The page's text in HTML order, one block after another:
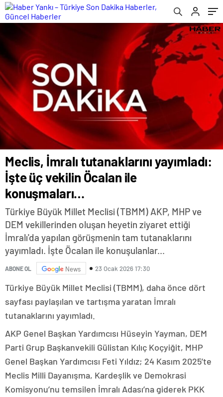
Meclis, İmralı tutanaklarını yayımladı:
İşte üç vekilin Öcalan ile
konuşmaları…
Türkiye Büyük Millet Meclisi (TBMM) AKP, MHP ve
DEM vekillerinden oluşan heyetin ziyaret ettiği
İmralı'da yapılan görüşmenin tam tutanaklarını
yayımladı. İşte Öcalan ile konuşulanlar...
ABONE OL News 23 Ocak 2026 17:30
Türkiye Büyük Millet Meclisi (TBMM), daha önce dört
sayfası paylaşılan ve tartışma yaratan İmralı
tutanaklarını yayımladı.
AKP Genel Başkan Yardımcısı Hüseyin Yayman, DEM
Parti Grup Başkanvekili Gülistan Kılıç Koçyiğit, MHP
Genel Başkan Yardımcısı Feti Yıldız; 24 Kasım 2025’te
Meclis Milli Dayanışma, Kardeşlik ve Demokrasi
Komisyonu’nu temsilen İmralı Adası’na giderek PKK